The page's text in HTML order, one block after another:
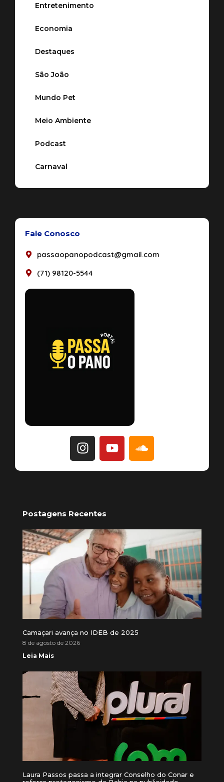
Entretenimento
Economia
Destaques
São João
Mundo Pet
Meio Ambiente
Podcast
Carnaval
Fale Conosco
passaopanopodcast@gmail.com
(71) 98120-5544
Postagens Recentes
Camaçari avança no IDEB de 2025
8 de agosto de 2026
Leia Mais
Laura Passos passa a integrar Conselho do Conar e